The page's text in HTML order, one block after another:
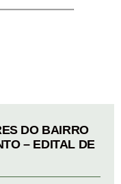
DO BAIRRO
– EDITAL DE